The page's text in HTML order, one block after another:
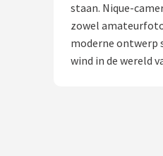
Beveiligingscamera's
Camera Deurbellen
staan. Nique-
zowel
moderne ontwerp
wind in de wereld